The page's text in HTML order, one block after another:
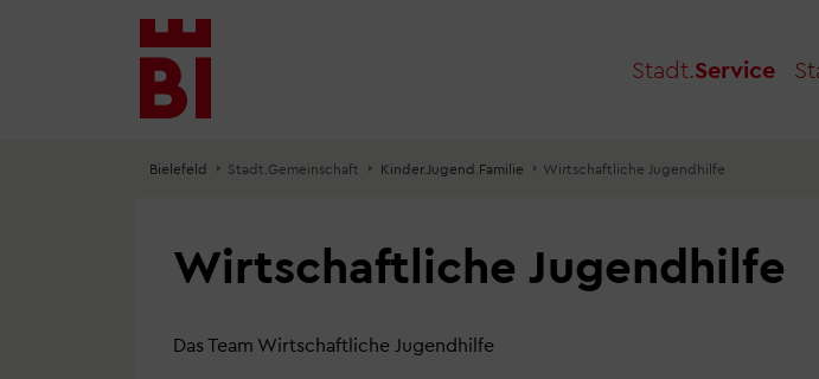
Inhalt
anspringen
Menü
anspringen
Suche
anspringen
Stadt.Service
Bielefeld Stadt.Gemeinschaft Kinder.Jugend.Familie Wirtschaftliche Jugendhilfe
Wirtschaftliche Jugendhilfe
Das Team Wirtschaftliche Jugendhilfe